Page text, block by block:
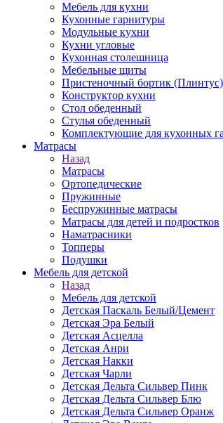
Мебель для кухни
Кухонные гарнитуры
Модульные кухни
Кухни угловые
Кухонная столешница
Мебельные щиты
Пристеночный бортик (Плинтус)
Конструктор кухни
Стол обеденный
Стулья обеденный
Комплектующие для кухонных
Матраcы
Назад
Матраcы
Ортопедические
Пружинные
Беспружинные матрасы
Матрасы для детей и подростков
Наматрасники
Топперы
Подушки
Мебель для детской
Назад
Мебель для детской
Детская Паскаль Белый/Цемент
Детская Эра Белый
Детская Асцелла
Детская Анри
Детская Накки
Детская Чарли
Детская Дельта Сильвер Пинк
Детская Дельта Сильвер Блю
Детская Дельта Сильвер Оранж